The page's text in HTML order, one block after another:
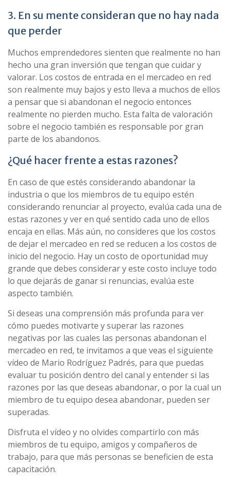
3. En su mente consideran que no hay nada
que perder
Muchos emprendedores sienten que realmente no han
hecho una gran inversión que tengan que cuidar y
valorar. Los costos de entrada en el mercadeo en red
son realmente muy bajos y esto lleva a muchos de ellos
a pensar que si abandonan el negocio entonces
realmente no pierden mucho. Esta falta de valoración
sobre el negocio también es responsable por gran
parte de los abandonos.
¿Qué hacer frente a estas razones?
En caso de que estés considerando abandonar la
industria o que los miembros de tu equipo estén
considerando renunciar al proyecto, evalúa cada una de
estas razones y ver en qué sentido cada uno de ellos
encaja en ellas. Más aún, no consideres que los costos
de dejar el mercadeo en red se reducen a los costos de
inicio del negocio. Hay un costo de oportunidad muy
grande que debes considerar y este costo incluye todo
lo que dejarás de ganar si renuncias, evalúa este
aspecto también.
Si deseas una comprensión más profunda para ver
cómo puedes motivarte y superar las razones
negativas por las cuales las personas abandonan el
mercadeo en red, te invitamos a que veas el siguiente
vídeo de Mario Rodríguez Padrés, para que puedas
evaluar tu posición dentro del canal y entender si las
razones por las que deseas abandonar, o por la cual un
miembro de tu equipo desea abandonar, pueden ser
superadas.
Disfruta el vídeo y no olvides compartirlo con más
miembros de tu equipo, amigos y compañeros de
trabajo, para que más personas se beneficien de esta
capacitación.